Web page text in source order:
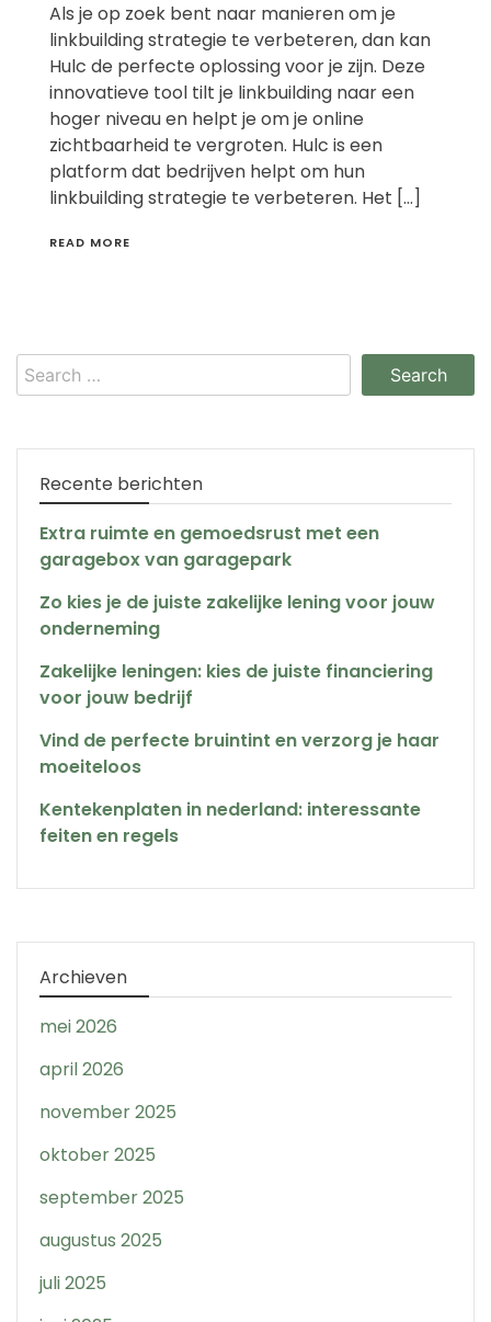
Als je op zoek bent naar manieren om je
linkbuilding strategie te verbeteren, dan kan
Hulc de perfecte oplossing voor je zijn. Deze
innovatieve tool tilt je linkbuilding naar een
hoger niveau en helpt je om je online
zichtbaarheid te vergroten. Hulc is een
platform dat bedrijven helpt om hun
linkbuilding strategie te verbeteren. Het […]
READ MORE
Search
for:
Recente berichten
Extra ruimte en gemoedsrust met een
garagebox van garagepark
Zo kies je de juiste zakelijke lening voor jouw
onderneming
Zakelijke leningen: kies de juiste financiering
voor jouw bedrijf
Vind de perfecte bruintint en verzorg je haar
moeiteloos
Kentekenplaten in nederland: interessante
feiten en regels
Archieven
mei 2026
april 2026
november 2025
oktober 2025
september 2025
augustus 2025
juli 2025